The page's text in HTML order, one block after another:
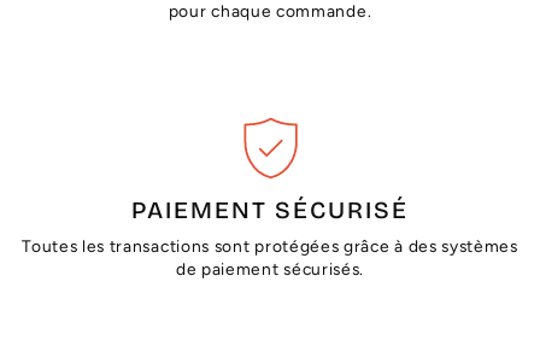
pour chaque commande.
PAIEMENT SÉCURISÉ
Toutes les transactions sont protégées grâce à des systèmes
de paiement sécurisés.